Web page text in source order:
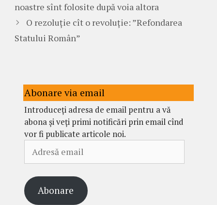
noastre sînt folosite după voia altora
O rezoluție cît o revoluție: ”Refondarea
Statului Român”
Abonare via email
Introduceți adresa de email pentru a vă
abona și veți primi notificări prin email cînd
vor fi publicate articole noi.
email
Abonare